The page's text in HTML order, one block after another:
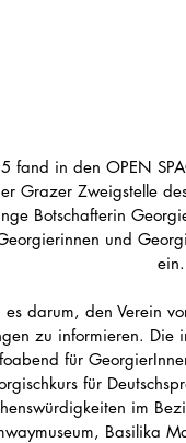
fand in den OPEN
Grazer Zweigstelle
Botschafterin
und
ein.
darum, den Verein
zu informieren.
für
für
im
Basilika